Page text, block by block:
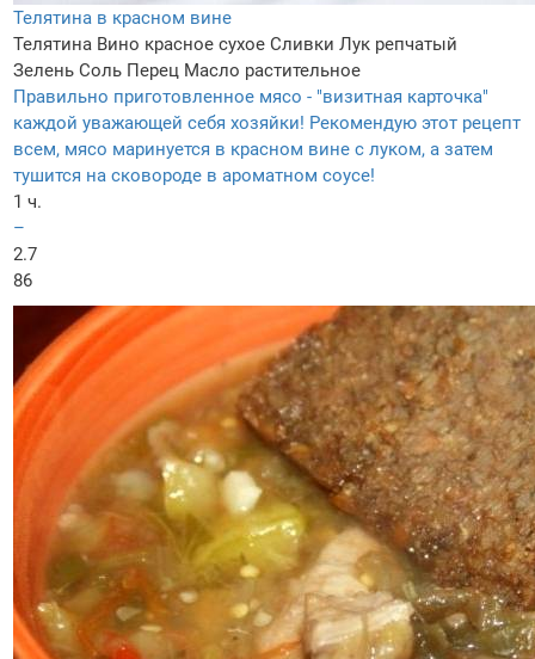
Телятина в красном вине
Телятина Вино красное сухое Сливки Лук репчатый
Зелень Соль Перец Масло растительное
Правильно приготовленное мясо - "визитная карточка"
каждой уважающей себя хозяйки! Рекомендую этот рецепт
всем, мясо маринуется в красном вине с луком, а затем
тушится на сковороде в ароматном соусе!
1 ч.
–
2.7
86